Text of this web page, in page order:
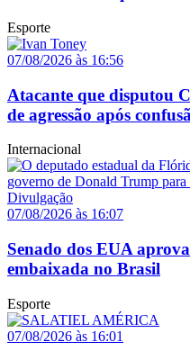
Esporte
07/08/2026 às 16:56
Atacante que disputou
de agressão após
Internacional
07/08/2026 às 16:07
Senado dos EUA
embaixada no Brasil
Esporte
07/08/2026 às 16:01